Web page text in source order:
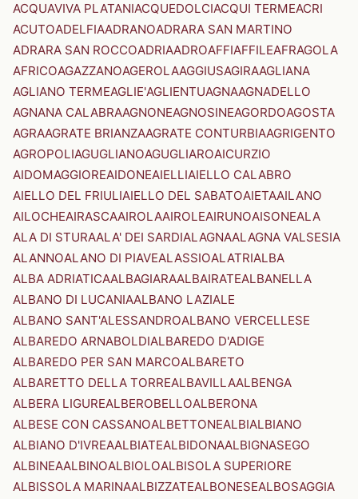
ACQUAVIVA PLATANIACQUEDOLCIACQUI TERMEACRI
ACUTOADELFIAADRANOADRARA SAN MARTINO
ADRARA SAN ROCCOADRIAADROAFFIAFFILEAFRAGOLA
AFRICOAGAZZANOAGEROLAAGGIUSAGIRAAGLIANA
AGLIANO TERMEAGLIE'AGLIENTUAGNAAGNADELLO
AGNANA CALABRAAGNONEAGNOSINEAGORDOAGOSTA
AGRAAGRATE BRIANZAAGRATE CONTURBIAAGRIGENTO
AGROPOLIAGUGLIANOAGUGLIAROAICURZIO
AIDOMAGGIOREAIDONEAIELLIAIELLO CALABRO
AIELLO DEL FRIULIAIELLO DEL SABATOAIETAAILANO
AILOCHEAIRASCAAIROLAAIROLEAIRUNOAISONEALA
ALA DI STURAALA' DEI SARDIALAGNAALAGNA VALSESIA
ALANNOALANO DI PIAVEALASSIOALATRIALBA
ALBA ADRIATICAALBAGIARAALBAIRATEALBANELLA
ALBANO DI LUCANIAALBANO LAZIALE
ALBANO SANT'ALESSANDROALBANO VERCELLESE
ALBAREDO ARNABOLDIALBAREDO D'ADIGE
ALBAREDO PER SAN MARCOALBARETO
ALBARETTO DELLA TORREALBAVILLAALBENGA
ALBERA LIGUREALBEROBELLOALBERONA
ALBESE CON CASSANOALBETTONEALBIALBIANO
ALBIANO D'IVREAALBIATEALBIDONAALBIGNASEGO
ALBINEAALBINOALBIOLOALBISOLA SUPERIORE
ALBISSOLA MARINAALBIZZATEALBONESEALBOSAGGIA